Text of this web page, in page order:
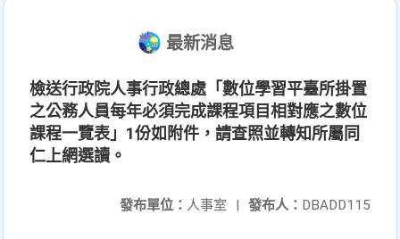
最新消息
檢送行政院人事行政總處「數位學習平臺所掛置
之公務人員每年必須完成課程項目相對應之數位
課程一覽表」1份如附件，請查照並轉知所屬同
仁上網選讀。
發布人： DBADD115
發布單位： 人事室 |